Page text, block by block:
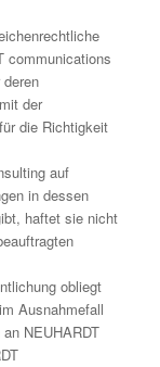
communications
der
die Richtigkeit
auf
in dessen
haftet sie nicht
obliegt
Ausnahmefall
NEUHARDT